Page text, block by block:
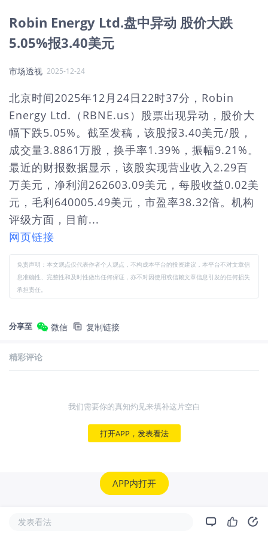
Robin Energy Ltd.盘中异动 股价大跌
5.05%报3.40美元
市场透视 2025-12-24
北京时间2025年12月24日22时37分，Robin
Energy Ltd.（RBNE.us）股票出现异动，股价大
幅下跌5.05%。截至发稿，该股报3.40美元/股，
成交量3.8861万股，换手率1.39%，振幅9.21%。
最近的财报数据显示，该股实现营业收入2.29百
万美元，净利润262603.09美元，每股收益0.02美
元，毛利640005.49美元，市盈率38.32倍。机构
评级方面，目前...
网页链接
免责声明：本文观点仅代表作者个人观点，不构成本平台的投资建议，本平台不对文章信
息准确性、完整性和及时性做出任何保证，亦不对因使用或信赖文章信息引发的任何损失
承担责任。
分享至 微信 复制链接
精彩评论
我们需要你的真知灼见来填补这片空白
打开APP，发表看法
APP内打开
发表看法